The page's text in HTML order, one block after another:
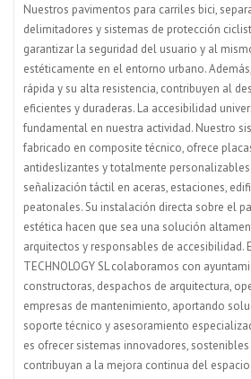
Nuestros pavimentos para carriles bici,
delimitadores y sistemas de protección
garantizar la seguridad del usuario y al
estéticamente en el entorno urbano.
rápida y su alta resistencia, contribuyen al
eficientes y duraderas. La accesibilidad
fundamental en nuestra actividad. Nuestro
fabricado en composite técnico, ofrece
antideslizantes y totalmente
señalización táctil en aceras, estaciones,
peatonales. Su instalación directa sobre el
estética hacen que sea una solución
arquitectos y responsables de accesibilidad.
TECHNOLOGY SL colaboramos con
constructoras, despachos de arquitectura,
empresas de mantenimiento, aportando
soporte técnico y asesoramiento
es ofrecer sistemas innovadores,
contribuyan a la mejora continua del